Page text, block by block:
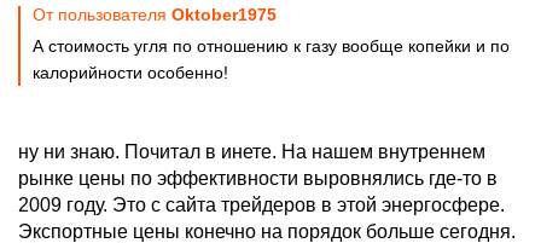
От пользователя Oktober1975
А стоимость угля по отношению к газу вообще копейки и по
калорийности особенно!
ну ни знаю. Почитал в инете. На нашем внутреннем
рынке цены по эффективности выровнялись где-то в
2009 году. Это с сайта трейдеров в этой энергосфере.
Экспортные цены конечно на порядок больше сегодня.